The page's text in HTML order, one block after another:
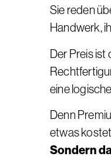
Sie reden
Handwerk,
Der Preis ist
eine
Denn
etwas
Sondern